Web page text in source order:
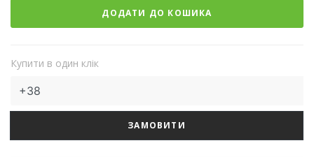
ДОДАТИ ДО КОШИКА
Купити в один клік
ЗАМОВИТИ